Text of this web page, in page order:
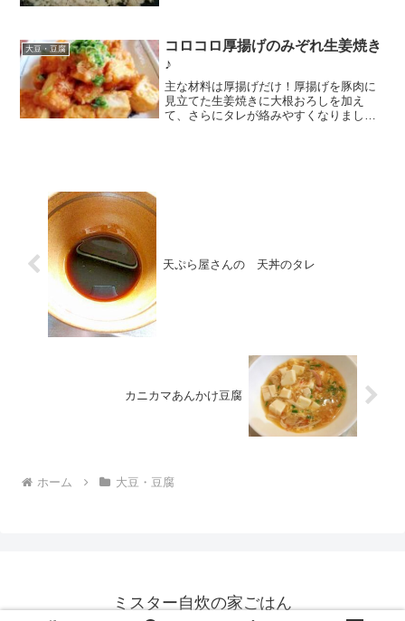
大豆・豆腐
コロコロ厚揚げのみぞれ生姜焼き
♪
主な材料は厚揚げだけ！厚揚げを豚肉に
見立てた生姜焼きに大根おろしを加え
て、さらにタレが絡みやすくなりまし
天ぷら屋さんの 天丼のタレ
カニカマあんかけ豆腐
ホーム 大豆・豆腐
ミスター自炊の家ごはん